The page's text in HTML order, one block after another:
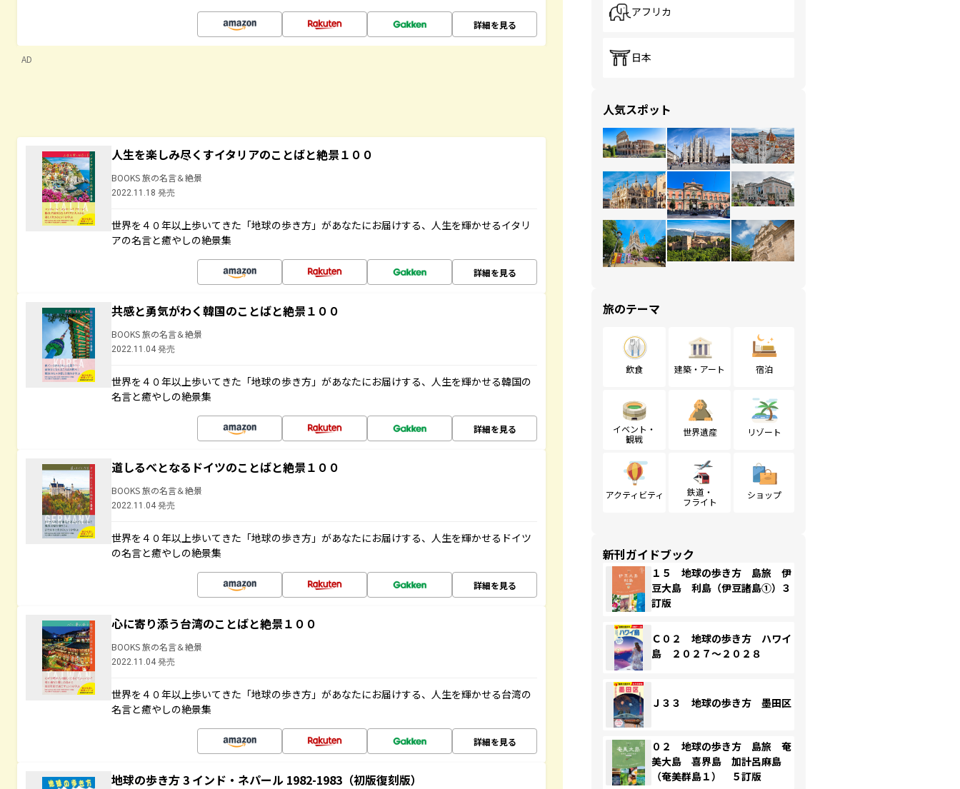
詳細を見る
AD
人生を楽しみ尽くすイタリアのことばと絶景１００
BOOKS 旅の名言＆絶景
2022.11.18 発売
世界を４０年以上歩いてきた「地球の歩き方」があなたにお届けする、人生を輝かせるイタリ
アの名言と癒やしの絶景集
詳細を見る
共感と勇気がわく韓国のことばと絶景１００
BOOKS 旅の名言＆絶景
2022.11.04 発売
世界を４０年以上歩いてきた「地球の歩き方」があなたにお届けする、人生を輝かせる韓国の
名言と癒やしの絶景集
詳細を見る
道しるべとなるドイツのことばと絶景１００
BOOKS 旅の名言＆絶景
2022.11.04 発売
世界を４０年以上歩いてきた「地球の歩き方」があなたにお届けする、人生を輝かせるドイツ
の名言と癒やしの絶景集
詳細を見る
心に寄り添う台湾のことばと絶景１００
BOOKS 旅の名言＆絶景
2022.11.04 発売
世界を４０年以上歩いてきた「地球の歩き方」があなたにお届けする、人生を輝かせる台湾の
名言と癒やしの絶景集
詳細を見る
地球の歩き方 3 インド・ネパール 1982-1983（初版復刻版）
アフリカ
日本
人気スポット
旅のテーマ
飲食 建築・アート 宿泊
イベント・
観戦
世界遺産 リゾート
アクティビティ
鉄道・
フライト
ショップ
新刊ガイドブック
１５ 地球の歩き方 島旅 伊
豆大島 利島（伊豆諸島①）３
訂版
Ｃ０２ 地球の歩き方 ハワイ
島 ２０２７～２０２８
Ｊ３３ 地球の歩き方 墨田区
０２ 地球の歩き方 島旅 奄
美大島 喜界島 加計呂麻島
（奄美群島１） ５訂版